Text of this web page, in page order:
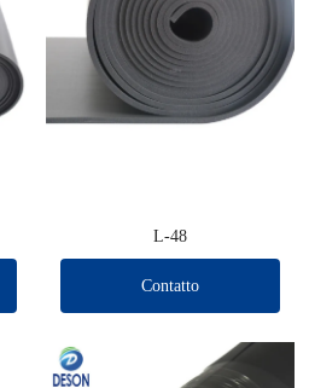
L-48
Contatto